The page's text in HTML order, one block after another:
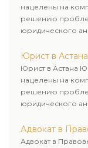
нацелены на
решению
юридического
Юрист в
Юрист в Астана
нацелены на
решению
юридического
Адвокат в
Адвокат в